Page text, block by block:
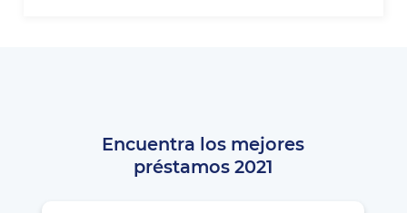
Encuentra los mejores
préstamos 2021